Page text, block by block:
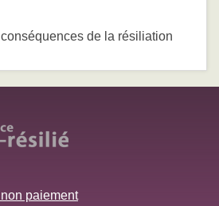
de la résiliation
paiement